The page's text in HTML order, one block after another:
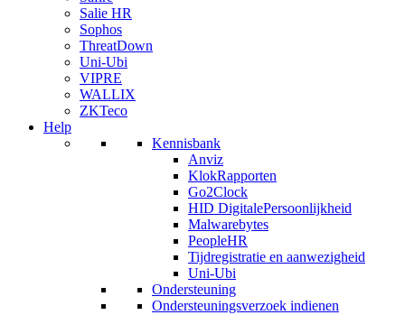
Salie HR
Sophos
ThreatDown
Uni-Ubi
VIPRE
WALLIX
ZKTeco
Help
Kennisbank
Anviz
KlokRapporten
Go2Clock
HID DigitalePersoonlijkheid
Malwarebytes
PeopleHR
Tijdregistratie en aanwezigheid
Uni-Ubi
Ondersteuning
Ondersteuningsverzoek indienen